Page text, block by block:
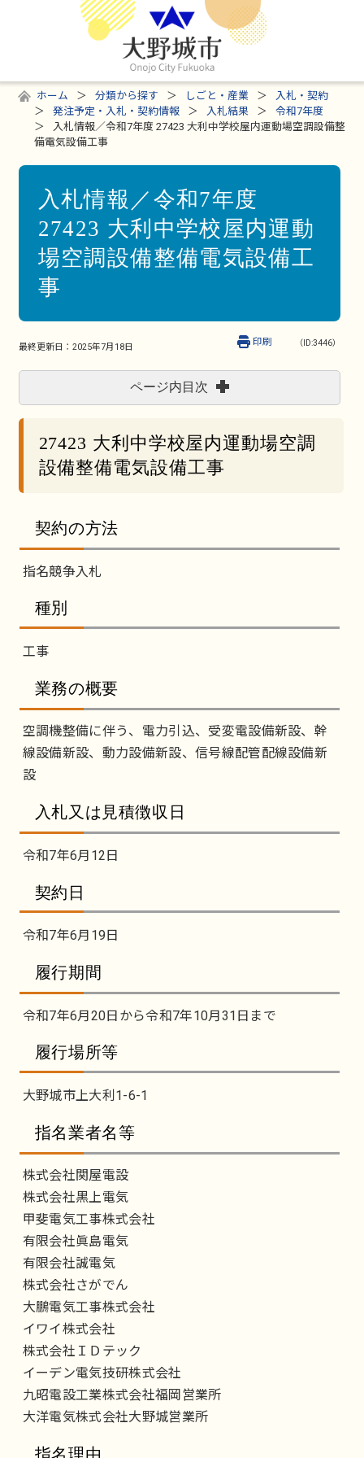
ホーム 分類から探す しごと・産業
入札・契約
発注予定・入札・契約情報
入札結果
令和7年度
入札情報／令和7年度 27423 大利中学校屋内運動場空調設備整
備電気設備工事
入札情報／令和7年度
27423 大利中学校屋内運動
場空調設備整備電気設備工
事
最終更新日： 2025年7月18日 （ID:3446）
印刷
ページ内目次
27423 大利中学校屋内運動場空調
設備整備電気設備工事
契約の方法
指名競争入札
種別
工事
業務の概要
空調機整備に伴う、電力引込、受変電設備新設、幹
線設備新設、動力設備新設、信号線配管配線設備新
設
入札又は見積徴収日
令和7年6月12日
契約日
令和7年6月19日
履行期間
令和7年6月20日から令和7年10月31日まで
履行場所等
大野城市上大利1-6-1
指名業者名等
株式会社関屋電設
株式会社黒上電気
甲斐電気工事株式会社
有限会社眞島電気
有限会社誠電気
株式会社さがでん
大鵬電気工事株式会社
イワイ株式会社
株式会社ＩＤテック
イーデン電気技研株式会社
九昭電設工業株式会社福岡営業所
大洋電気株式会社大野城営業所
指名理由